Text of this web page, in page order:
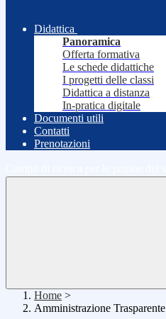
Didattica
Panoramica
Offerta formativa
Le schede didattiche
I progetti delle classi
Didattica a distanza
In-pratica digitale
Documenti utili
Contatti
Prenotazioni
Home >
Amministrazione Trasparente